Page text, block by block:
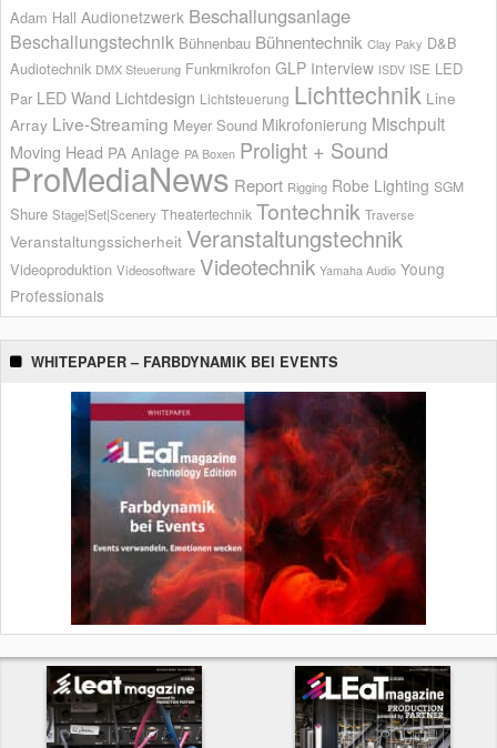
Adam Hall Audionetzwerk Beschallungsanlage
Beschallungstechnik Bühnenbau Bühnentechnik Clay Paky D&B
Audiotechnik DMX Steuerung Funkmikrofon GLP Interview ISDV ISE LED
Par LED Wand Lichtdesign Lichtsteuerung Lichttechnik Line
Array Live-Streaming Meyer Sound Mikrofonierung Mischpult
Moving Head PA Anlage PA Boxen Prolight + Sound
ProMediaNews Report Rigging Robe Lighting SGM
Shure Stage|Set|Scenery Theatertechnik Tontechnik Traverse
Veranstaltungssicherheit Veranstaltungstechnik
Videoproduktion Videosoftware Videotechnik Yamaha Audio Young
Professionals
WHITEPAPER – FARBDYNAMIK BEI EVENTS